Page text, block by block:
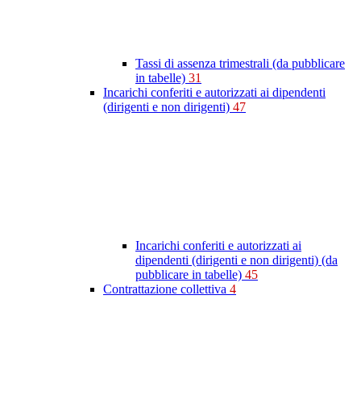
Tassi di assenza trimestrali (da pubblicare
in tabelle) 31
Incarichi conferiti e autorizzati ai dipendenti
(dirigenti e non dirigenti) 47
Incarichi conferiti e autorizzati ai
dipendenti (dirigenti e non dirigenti) (da
pubblicare in tabelle) 45
Contrattazione collettiva 4